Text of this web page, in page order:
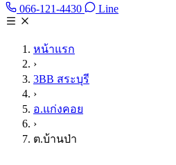
066-121-4430 โทร 066-121-4430
LineLine @tan3bb
หน้าแรก
›
3BB สระบุรี
›
อ.แก่งคอย
›
ต.บ้านป่า